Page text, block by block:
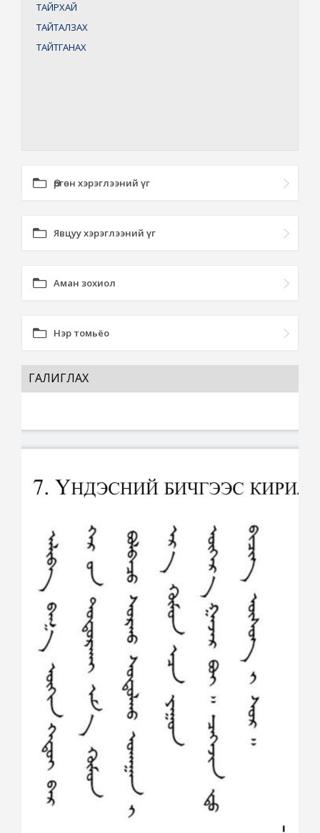
ТАЙРХАЙ
ТАЙТАЛЗАХ
ТАЙТГАНАХ
Өргөн хэрэглээний үг
Явцуу хэрэглээний үг
Аман зохиол
Нэр томьёо
ГАЛИГЛАХ